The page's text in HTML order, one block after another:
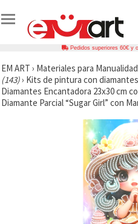
Pedidos superiores 60€ y
EM ART › Materiales para
(143)› Kits de pintura con
Diamantes Encantadora 23x30 cm
Diamante Parcial “Sugar Girl” con